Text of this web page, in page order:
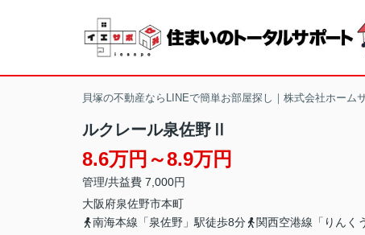
貝塚の不動産ならLINEで簡単お部屋探し｜株式会社ホーム
ルクレール泉佐野Ⅱ
8.6万円～8.9万円
管理/共益費 7,000円
大阪府泉佐野市本町
南海本線「泉佐野」駅徒歩8分
関西空港線「りんく